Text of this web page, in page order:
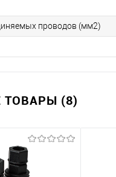
проводов (мм2)
(8)